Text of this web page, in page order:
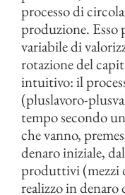
processo di
produzione. Esso
variabile di
rotazione del
intuitivo: il
(pluslavoro-
tempo secondo
che vanno,
denaro iniziale,
produttivi (mezzi
realizzo in